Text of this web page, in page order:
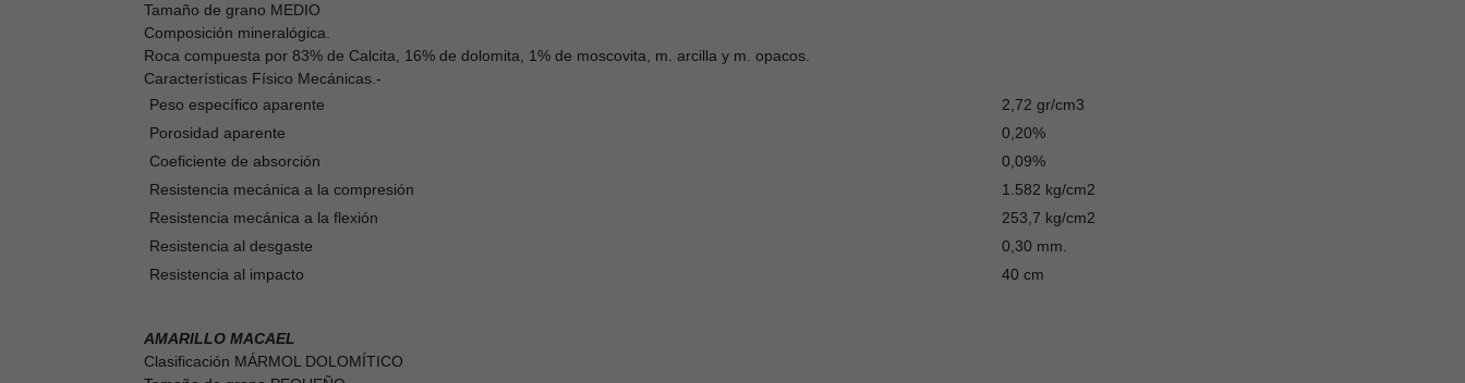
Tamaño de grano MEDIO
Composición mineralógica.
Roca compuesta por 83% de Calcita, 16% de dolomita, 1% de moscovita, m. arcilla y m. opacos.
Características Físico Mecánicas.-
Peso específico aparente
2,72 gr/cm3
Porosidad aparente
0,20%
Coeficiente de absorción
0,09%
Resistencia mecánica a la compresión
1.582 kg/cm2
Resistencia mecánica a la flexión
253,7 kg/cm2
Resistencia al desgaste
0,30 mm.
Resistencia al impacto
40 cm
AMARILLO MACAEL
Clasificación MÁRMOL DOLOMÍTICO